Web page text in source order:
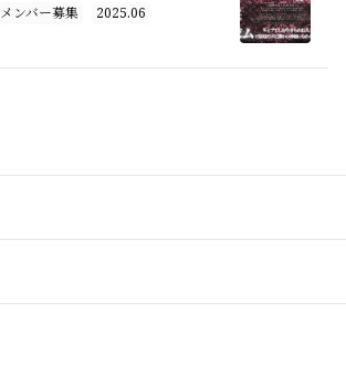
メンバー募集
2025.06